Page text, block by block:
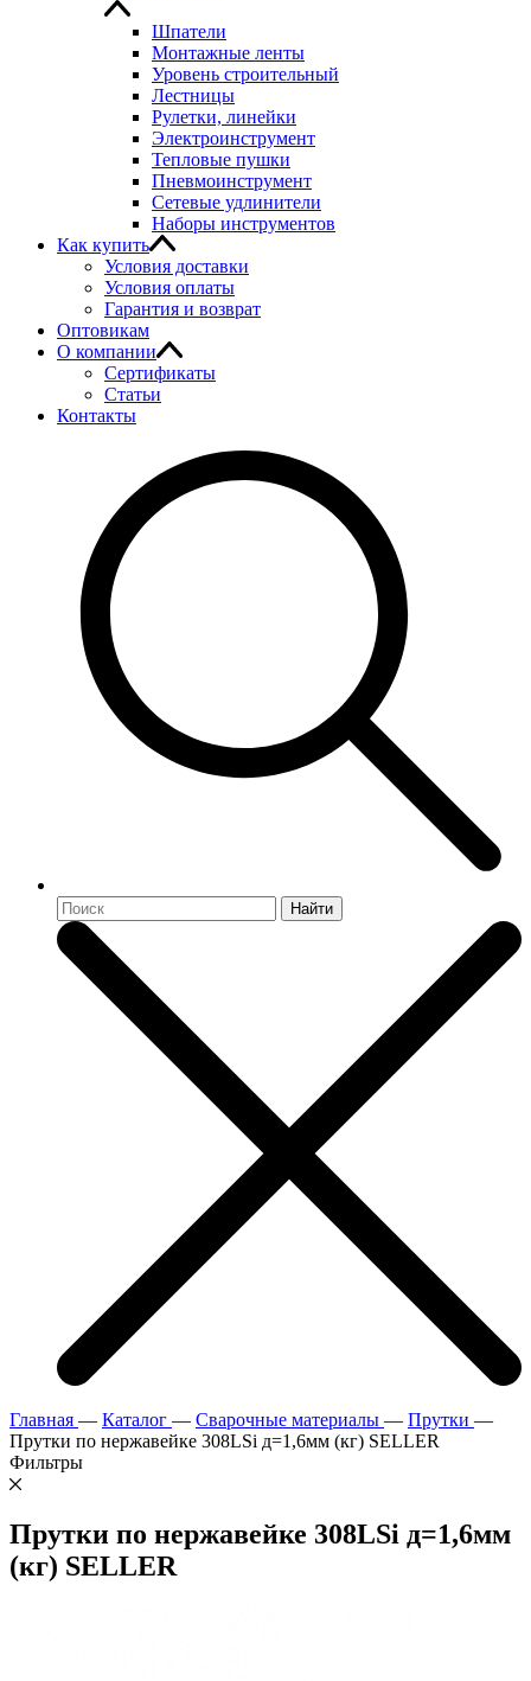
Шпатели
Монтажные ленты
Уровень строительный
Лестницы
Рулетки, линейки
Электроинструмент
Тепловые пушки
Пневмоинструмент
Сетевые удлинители
Наборы инструментов
Как купить
Условия доставки
Условия оплаты
Гарантия и возврат
Оптовикам
О компании
Сертификаты
Статьи
Контакты
Найти
Главная — Каталог — Сварочные материалы — Прутки —
Прутки по нержавейке 308LSi д=1,6мм (кг) SELLER
Фильтры
Прутки по нержавейке 308LSi д=1,6мм
(кг) SELLER